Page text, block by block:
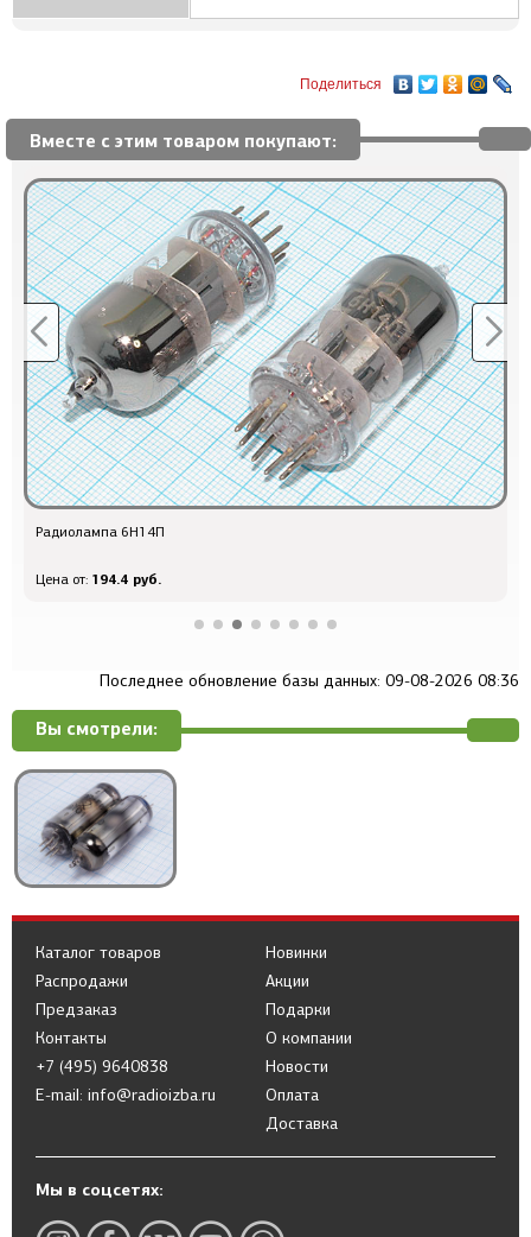
Поделиться
Вместе с этим товаром покупают:
Радиолампа 6Н14П
Цена от: 194.4 руб.
Последнее обновление базы данных: 09-08-2026 08:36
Вы смотрели:
Каталог товаров
Распродажи
Предзаказ
Новинки
Акции
Подарки
Контакты
+7 (495) 9640838
E-mail: info@radioizba.ru
О компании
Новости
Оплата
Доставка
Мы в соцсетях: